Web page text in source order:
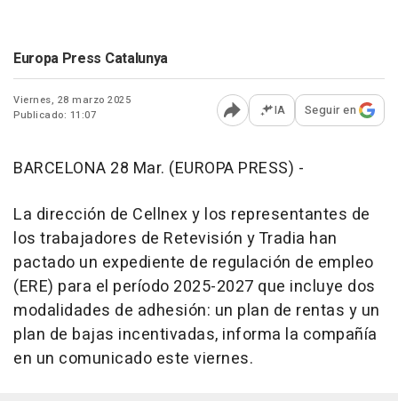
Europa Press Catalunya
Viernes, 28 marzo 2025
Publicado: 11:07
Abrir opciones para
IA Seguir en
BARCELONA 28 Mar. (EUROPA PRESS) -
La dirección de Cellnex y los representantes de
los trabajadores de Retevisión y Tradia han
pactado un expediente de regulación de empleo
(ERE) para el período 2025-2027 que incluye dos
modalidades de adhesión: un plan de rentas y un
plan de bajas incentivadas, informa la compañía
en un comunicado este viernes.